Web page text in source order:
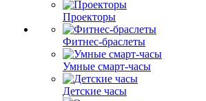
Проекторы
Фитнес-браслеты
Умные смарт-часы
Детские часы